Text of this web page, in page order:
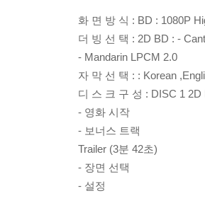
화 면 방 식 : BD : 1080P
더 빙 선 택 : 2D BD : -
- Mandarin LPCM 2.0
자 막 선 택 : : Korean
디 스 크 구 성 : DISC 1 2D
- 영화 시작
- 보너스 트랙
Trailer (3분 42초)
- 장면 선택
- 설정